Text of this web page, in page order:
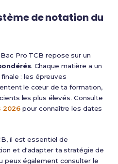
de notation du
Pro TCB repose sur un
. Chaque matière a un
: les épreuves
le cœur de ta formation,
les plus élevés. Consulte
2026pour connaître les dates
il est essentiel de
et d'adapter ta stratégie de
peux également consulter le